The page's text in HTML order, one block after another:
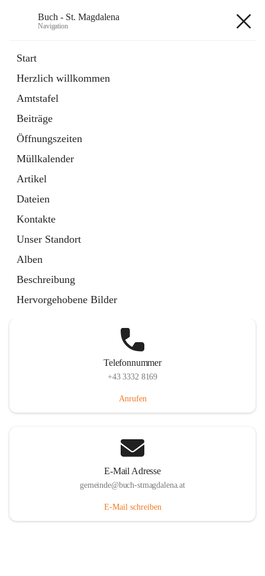
Buch - St. Magdalena
Navigation
Start
Herzlich willkommen
Amtstafel
Beiträge
Öffnungszeiten
Müllkalender
Artikel
Dateien
Kontakte
Unser Standort
Alben
Beschreibung
Hervorgehobene Bilder
11 Schnellzugriffe
Bürgerservice
10 Schnellzugriffe
Telefonnummer
+43 3332 8169
Anrufen
E-Mail Adresse
gemeinde@buch-stmagdalena.at
E-Mail schreiben